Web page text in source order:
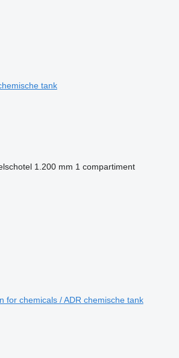
tank
1.200 mm 1 compartiment
for chemicals / ADR chemische tank